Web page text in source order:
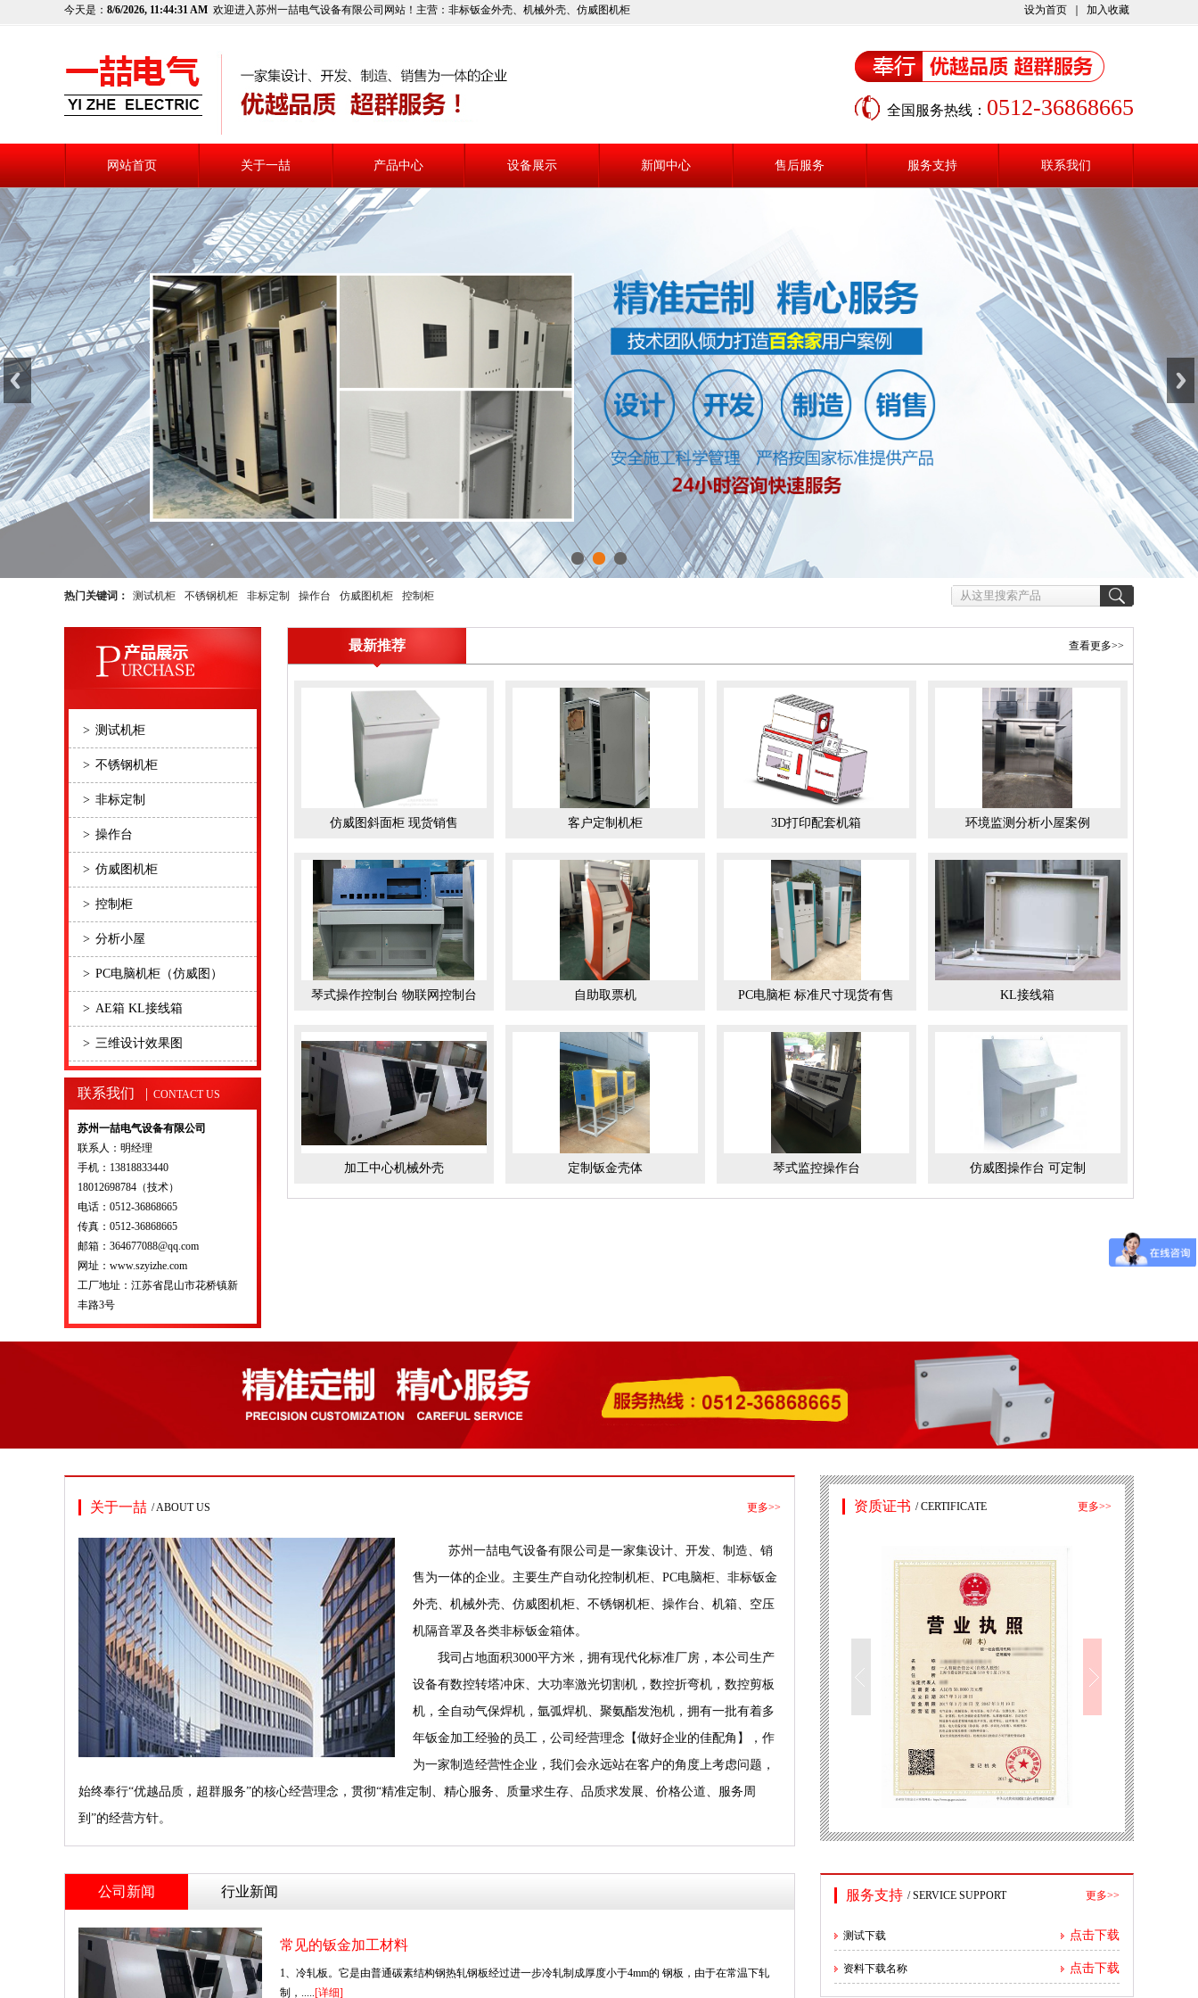
今天是： 8/6/2026, 11:44:32 AM 欢迎进入苏州一喆电气设备有限公司网站！主营：非标钣金外壳、机械外壳、仿威图机柜 设为首页 加入收藏
全国服务热线： 0512-36868665
网站首页 关于一喆 产品中心 设备展示 新闻中心 售后服务 服务支持 联系我们
1 2 3
热门关键词： 测试机柜 不锈钢机柜 非标定制 操作台 仿威图机柜 控制柜
> 测试机柜
> 不锈钢机柜
> 非标定制
> 操作台
> 仿威图机柜
> 控制柜
> 分析小屋
> PC电脑机柜（仿威图）
> AE箱 KL接线箱
> 三维设计效果图
联系我们 | CONTACT US
苏州一喆电气设备有限公司
联系人：明经理
手机：13818833440
18012698784（技术）
电话：0512-36868665
传真：0512-36868665
邮箱：364677088@qq.com
网址：www.szyizhe.com
工厂地址：江苏省昆山市花桥镇新
丰路3号
最新推荐 查看更多>>
仿威图斜面柜 现货销售 客户定制机柜 3D打印配套机箱 环境监测分析小屋案例
琴式操作控制台 物联网控制台 自助取票机 PC电脑柜 标准尺寸现货有售 KL接线箱
加工中心机械外壳 定制钣金壳体 琴式监控操作台 仿威图操作台 可定制
关于一喆 / ABOUT US 更多>>
苏州一喆电气设备有限公司是一家集设计、开发、制造、销
售为一体的企业。主要生产自动化控制机柜、PC电脑柜、非标钣金
外壳、机械外壳、仿威图机柜、不锈钢机柜、操作台、机箱、空压
机隔音罩及各类非标钣金箱体。
我司占地面积3000平方米，拥有现代化标准厂房，本公司生产
设备有数控转塔冲床、大功率激光切割机，数控折弯机，数控剪板
机，全自动气保焊机，氩弧焊机、聚氨酯发泡机，拥有一批有着多
年钣金加工经验的员工，公司经营理念【做好企业的佳配角】，作
为一家制造经营性企业，我们会永远站在客户的角度上考虑问题，
始终奉行“优越品质，超群服务”的核心经营理念，贯彻“精准定制、精心服务、质量求生存、品质求发展、价格公道、服务周
到”的经营方针。
资质证书 / CERTIFICATE 更多>>
公司新闻 行业新闻
常见的钣金加工材料
1、冷轧板。它是由普通碳素结构钢热轧钢板经过进一步冷轧制成厚度小于4mm的 钢板，由于在常温下轧
制，..... [详细]
服务支持 / SERVICE SUPPORT 更多>>
测试下载 点击下载
资料下载名称 点击下载